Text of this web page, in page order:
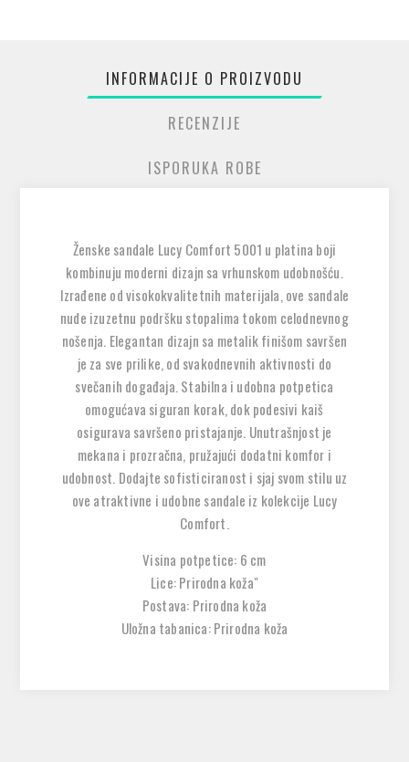
INFORMACIJE O PROIZVODU
RECENZIJE
ISPORUKA ROBE
Ženske sandale Lucy Comfort 5001 u platina boji
kombinuju moderni dizajn sa vrhunskom udobnošću.
Izrađene od visokokvalitetnih materijala, ove sandale
nude izuzetnu podršku stopalima tokom celodnevnog
nošenja. Elegantan dizajn sa metalik finišom savršen
je za sve prilike, od svakodnevnih aktivnosti do
svečanih događaja. Stabilna i udobna potpetica
omogućava siguran korak, dok podesivi kaiš
osigurava savršeno pristajanje. Unutrašnjost je
mekana i prozračna, pružajući dodatni komfor i
udobnost. Dodajte sofisticiranost i sjaj svom stilu uz
ove atraktivne i udobne sandale iz kolekcije Lucy
Comfort.
Visina potpetice: 6 cm
Lice: Prirodna koža"
Postava: Prirodna koža
Uložna tabanica: Prirodna koža